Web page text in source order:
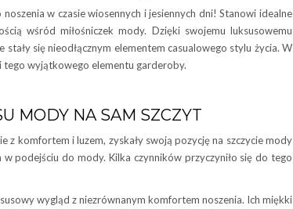
w czasie wiosennych i jesiennych dni! Stanowi idealne
wśród miłośniczek mody. Dzięki swojemu luksusowemu
się nieodłącznym elementem casualowego stylu życia. W
tego wyjątkowego elementu garderoby.
MODY NA SAM SZCZYT
z komfortem i luzem, zyskały swoją pozycję na szczycie mody
podejściu do mody. Kilka czynników przyczyniło się do tego
wygląd z niezrównanym komfortem noszenia. Ich miękki